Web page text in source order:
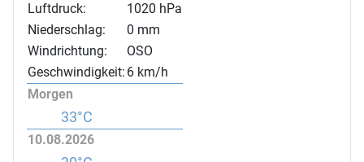
Luftdruck:
1020 hPa
Niederschlag:
0 mm
Windrichtung:
OSO
Geschwindigkeit: 6 km/h
Morgen
33°C
10.08.2026